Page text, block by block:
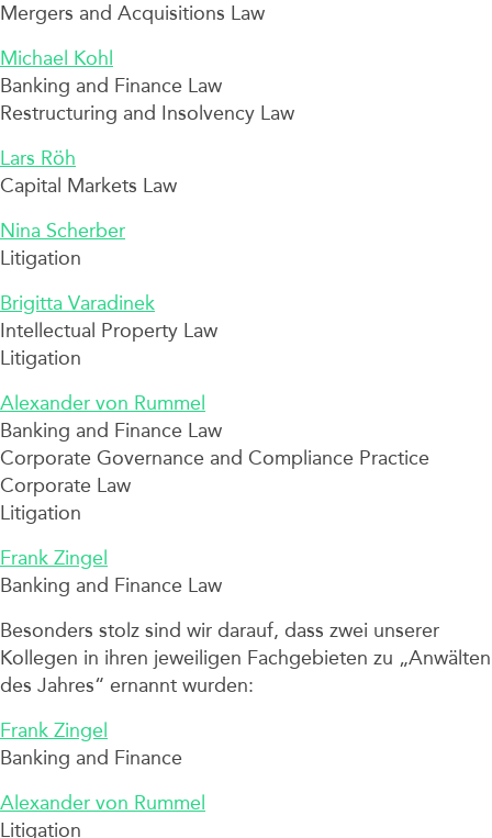
Mergers and Acquisitions Law
Michael Kohl
Banking and Finance Law
Restructuring and Insolvency Law
Lars Röh
Capital Markets Law
Nina Scherber
Litigation
Brigitta Varadinek
Intellectual Property Law
Litigation
Alexander von Rummel
Banking and Finance Law
Corporate Governance and Compliance Practice
Corporate Law
Litigation
Frank Zingel
Banking and Finance Law
Besonders stolz sind wir darauf, dass zwei unserer
Kollegen in ihren jeweiligen Fachgebieten zu „Anwälten
des Jahres“ ernannt wurden:
Frank Zingel
Banking and Finance
Alexander von Rummel
Litigation